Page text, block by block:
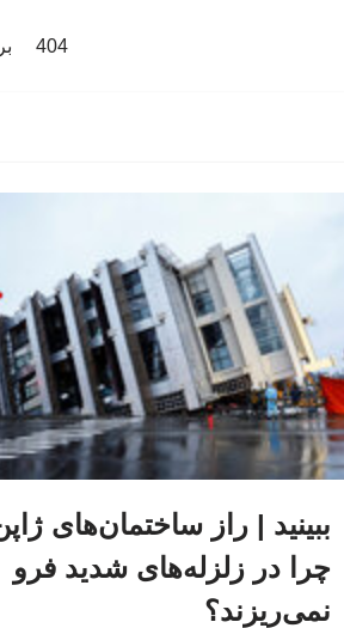
404
ببینید | راز ساختمان‌های
چرا در زلزله‌های شدید فرو
نمی‌ریزند؟